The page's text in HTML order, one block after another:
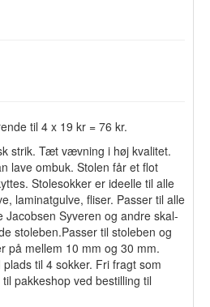
til 4 x 19 kr = 76 kr.
strik. Tæt vævning i høj kvalitet.
lave ombuk. Stolen får et flot
Stolesokker er ideelle til alle
laminatgulve, fliser. Passer til alle
Syveren og andre skal-
stoleben.Passer til stoleben og
på mellem 10 mm og 30 mm.
til 4 sokker. Fri fragt som
pakkeshop ved bestilling til